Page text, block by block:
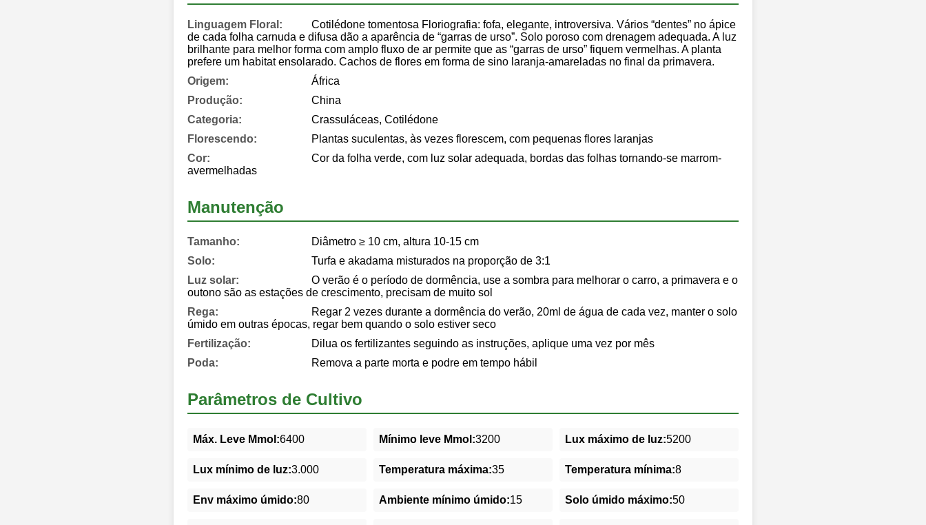
Linguagem Floral:
Cotilédone tomentosa Floriografia: fofa, elegante, introversiva. Vários “dentes” no ápice
de cada folha carnuda e difusa dão a aparência de “garras de urso”. Solo poroso com drenagem adequada. A luz
brilhante para melhor forma com amplo fluxo de ar permite que as “garras de urso” fiquem vermelhas. A planta
prefere um habitat ensolarado. Cachos de flores em forma de sino laranja-amareladas no final da primavera.
Origem:
África
Produção:
China
Categoria:
Crassuláceas, Cotilédone
Florescendo:
Plantas suculentas, às vezes florescem, com pequenas flores laranjas
Cor:
Cor da folha verde, com luz solar adequada, bordas das folhas tornando-se marrom-
avermelhadas
Manutenção
Tamanho:
Diâmetro ≥ 10 cm, altura 10-15 cm
Solo:
Turfa e akadama misturados na proporção de 3:1
Luz solar:
O verão é o período de dormência, use a sombra para melhorar o carro, a primavera e o
outono são as estações de crescimento, precisam de muito sol
Rega:
Regar 2 vezes durante a dormência do verão, 20ml de água de cada vez, manter o solo
úmido em outras épocas, regar bem quando o solo estiver seco
Fertilização:
Dilua os fertilizantes seguindo as instruções, aplique uma vez por mês
Poda:
Remova a parte morta e podre em tempo hábil
Parâmetros de Cultivo
Máx. Leve Mmol:6400 Mínimo leve Mmol:3200 Lux máximo de luz:5200
Lux mínimo de luz:3.000 Temperatura máxima:35 Temperatura mínima:8
Env máximo úmido:80 Ambiente mínimo úmido:15 Solo úmido máximo:50